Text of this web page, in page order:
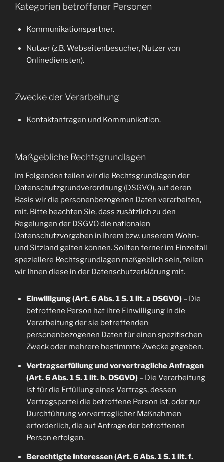
Kategorien betroffener Personen
Kommunikationspartner.
Nutzer (z.B. Webseitenbesucher, Nutzer von
Onlinediensten).
Zwecke der Verarbeitung
Kontaktanfragen und Kommunikation.
Maßgebliche Rechtsgrundlagen
Im Folgenden teilen wir die Rechtsgrundlagen der
Datenschutzgrundverordnung (DSGVO), auf deren
Basis wir die personenbezogenen Daten verarbeiten,
mit. Bitte beachten Sie, dass zusätzlich zu den
Regelungen der DSGVO die nationalen
Datenschutzvorgaben in Ihrem bzw. unserem Wohn-
und Sitzland gelten können. Sollten ferner im Einzelfall
speziellere Rechtsgrundlagen maßgeblich sein, teilen
wir Ihnen diese in der Datenschutzerklärung mit.
Einwilligung (Art. 6 Abs. 1 S. 1 lit. a DSGVO)– Die
betroffene Person hat ihre Einwilligung in die
Verarbeitung der sie betreffenden
personenbezogenen Daten für einen spezifischen
Zweck oder mehrere bestimmte Zwecke gegeben.
Vertragserfüllung und vorvertragliche Anfragen
(Art. 6 Abs. 1 S. 1 lit. b. DSGVO)– Die Verarbeitung
ist für die Erfüllung eines Vertrags, dessen
Vertragspartei die betroffene Person ist, oder zur
Durchführung vorvertraglicher Maßnahmen
erforderlich, die auf Anfrage der betroffenen
Person erfolgen.
Berechtigte Interessen (Art. 6 Abs. 1 S. 1 lit. f.